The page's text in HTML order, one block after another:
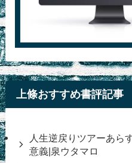
上條おすすめ書評記事
人生逆戻りツアーあら
意義|泉ウタマロ